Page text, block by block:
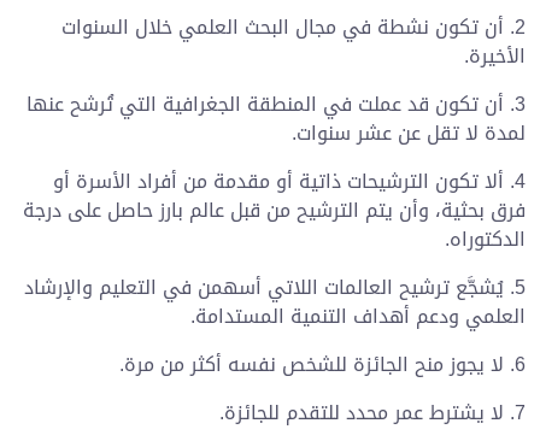
2. أن تكون نشطة في مجال البحث العلمي خلال السنوات
الأخيرة.
3. أن تكون قد عملت في المنطقة الجغرافية التي تُرشح عنها
لمدة لا تقل عن عشر سنوات.
4. ألا تكون الترشيحات ذاتية أو مقدمة من أفراد الأسرة أو
فرق بحثية، وأن يتم الترشيح من قبل عالم بارز حاصل على درجة
الدكتوراه.
5. يُشجَّع ترشيح العالمات اللاتي أسهمن في التعليم والإرشاد
العلمي ودعم أهداف التنمية المستدامة.
6. لا يجوز منح الجائزة للشخص نفسه أكثر من مرة.
7. لا يشترط عمر محدد للتقدم للجائزة.